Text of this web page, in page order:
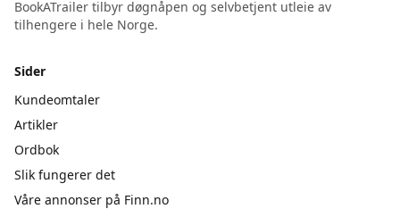
BookATrailer tilbyr døgnåpen og selvbetjent utleie av
tilhengere i hele Norge.
Sider
Kundeomtaler
Artikler
Ordbok
Slik fungerer det
Våre annonser på Finn.no